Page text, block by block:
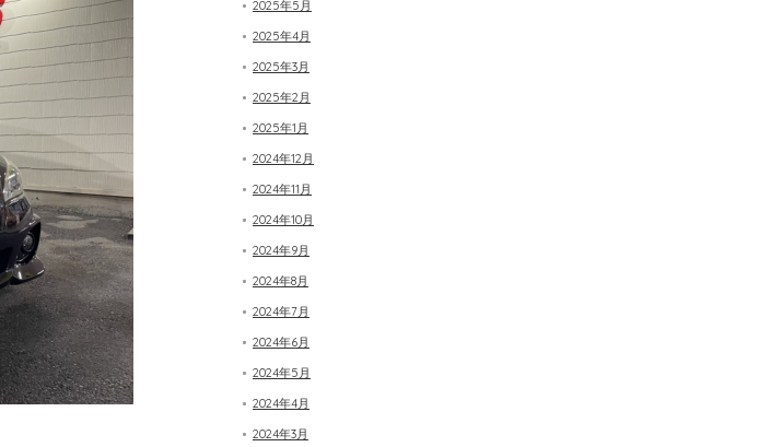
2025年5月
2025年4月
2025年3月
2025年2月
2025年1月
2024年12月
2024年11月
2024年10月
2024年9月
2024年8月
2024年7月
2024年6月
2024年5月
2024年4月
2024年3月